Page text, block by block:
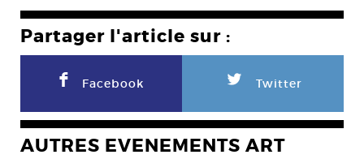
Partager l'article sur :
F Facebook L Twitter
AUTRES EVENEMENTS ART